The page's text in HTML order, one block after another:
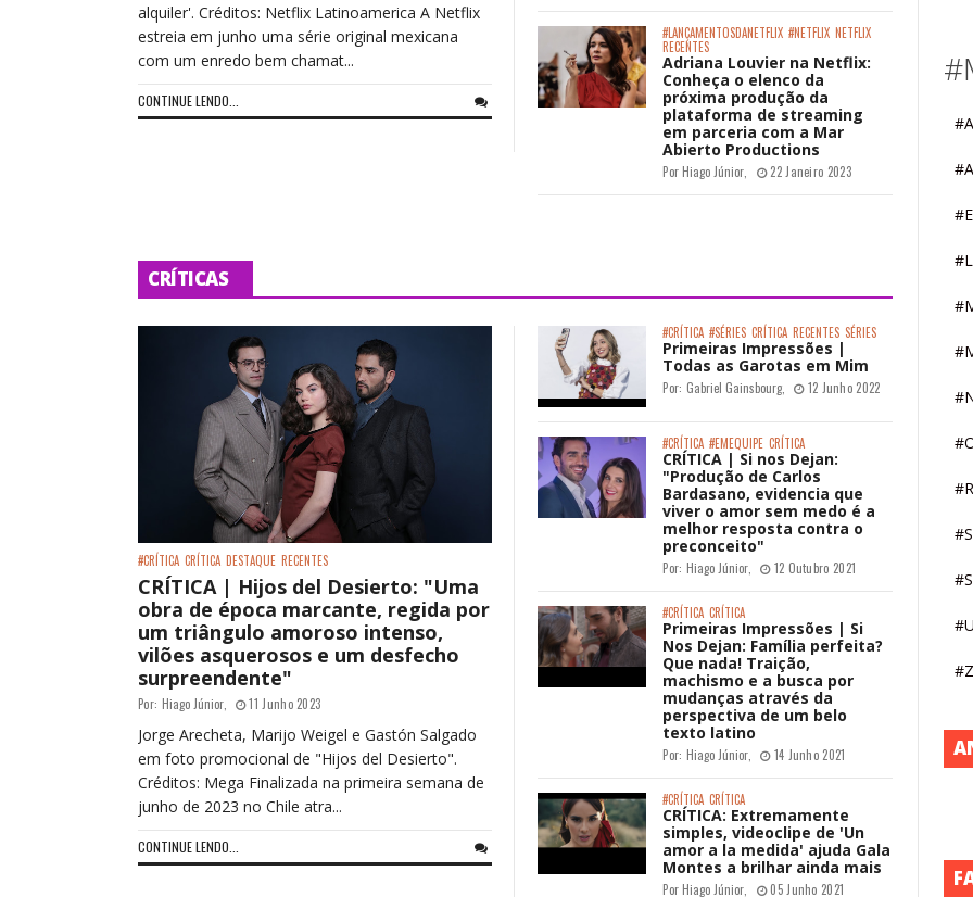
alquiler'. Créditos: Netflix Latinoamerica A Netflix
estreia em junho uma série original mexicana
com um enredo bem chamat...
CONTINUE LENDO...
#LANÇAMENTOSDANETFLIX #NETFLIX NETFLIX
RECENTES
Adriana Louvier na Netflix:
Conheça o elenco da
próxima produção da
plataforma de streaming
em parceria com a Mar
Abierto Productions
PorHiago Júnior 22 Janeiro 2023
CRÍTICAS
#CRÍTICA CRÍTICA DESTAQUE RECENTES
CRÍTICA | Hijos del Desierto: "Uma
obra de época marcante, regida por
um triângulo amoroso intenso,
vilões asquerosos e um desfecho
surpreendente"
Por: Hiago Júnior, 11 Junho 2023
Jorge Arecheta, Marijo Weigel e Gastón Salgado
em foto promocional de "Hijos del Desierto".
Créditos: Mega Finalizada na primeira semana de
junho de 2023 no Chile atra...
CONTINUE LENDO...
#CRÍTICA #SÉRIES CRÍTICA RECENTES SÉRIES
Primeiras Impressões |
Todas as Garotas em Mim
Por: Gabriel Gainsbourg, 12 Junho 2022
#CRÍTICA #EMEQUIPE CRÍTICA
CRÍTICA | Si nos Dejan:
"Produção de Carlos
Bardasano, evidencia que
viver o amor sem medo é a
melhor resposta contra o
preconceito"
Por: Hiago Júnior, 12 Outubro 2021
#CRÍTICA CRÍTICA
Primeiras Impressões | Si
Nos Dejan: Família perfeita?
Que nada! Traição,
machismo e a busca por
mudanças através da
perspectiva de um belo
texto latino
Por: Hiago Júnior, 14 Junho 2021
#CRÍTICA CRÍTICA
CRÍTICA: Extremamente
simples, videoclipe de 'Un
amor a la medida' ajuda Gala
Montes a brilhar ainda mais
PorHiago Júnior 05 Junho 2021